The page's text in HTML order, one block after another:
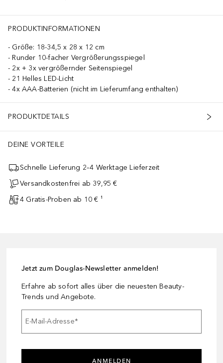
PRODUKTINFORMATIONEN
Größe: 18-34,5 x 28 x 12 cm
Runder 10-facher Vergrößerungsspiegel
2x + 3x vergrößernder Seitenspiegel
21 Helles LED-Licht
4x AAA-Batterien (nicht im Lieferumfang enthalten)
PRODUKTDETAILS
DEINE VORTEILE
Schnelle Lieferung 2–4 Werktage Lieferzeit
Versandkostenfrei ab 39,95 €
4 Gratis-Proben ab 10 € ¹
Jetzt zum Douglas-Newsletter anmelden!
Erfahre ab sofort alles über die neuesten Beauty-
Trends und Angebote.
E-Mail-Adresse*
ANMELDEN